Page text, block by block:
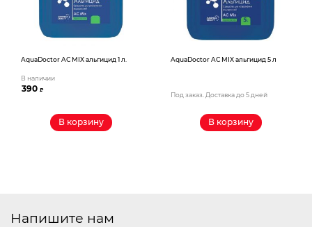
AquaDoctor AС MIX альгицид 1 л.
В наличии
390₽
В корзину
AquaDoctor AС MIX альгицид 5 л
Под заказ. Доставка до 5 дней
В корзину
Напишите нам